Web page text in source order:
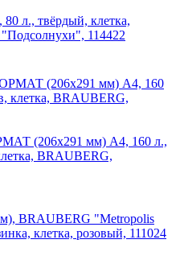
л., твёрдый, клетка,
114422
(206х291 мм) А4, 160 л.,
BRAUBERG,